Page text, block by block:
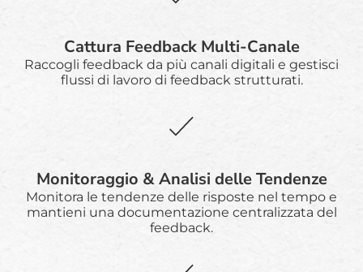
Cattura Feedback Multi-Canale
Raccogli feedback da più canali digitali e gestisci
flussi di lavoro di feedback strutturati.
Monitoraggio & Analisi delle Tendenze
Monitora le tendenze delle risposte nel tempo e
mantieni una documentazione centralizzata del
feedback.